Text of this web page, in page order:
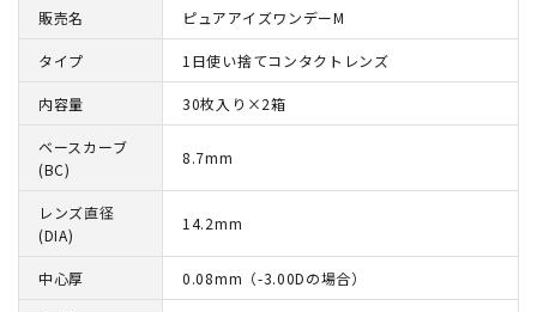
販売名 ピュアアイズワンデーM
タイプ 1日使い捨てコンタクトレンズ
内容量 30枚入り×2箱
ベースカーブ
(BC)
8.7mm
レンズ直径
(DIA)
14.2mm
中心厚 0.08mm（-3.00Dの場合）